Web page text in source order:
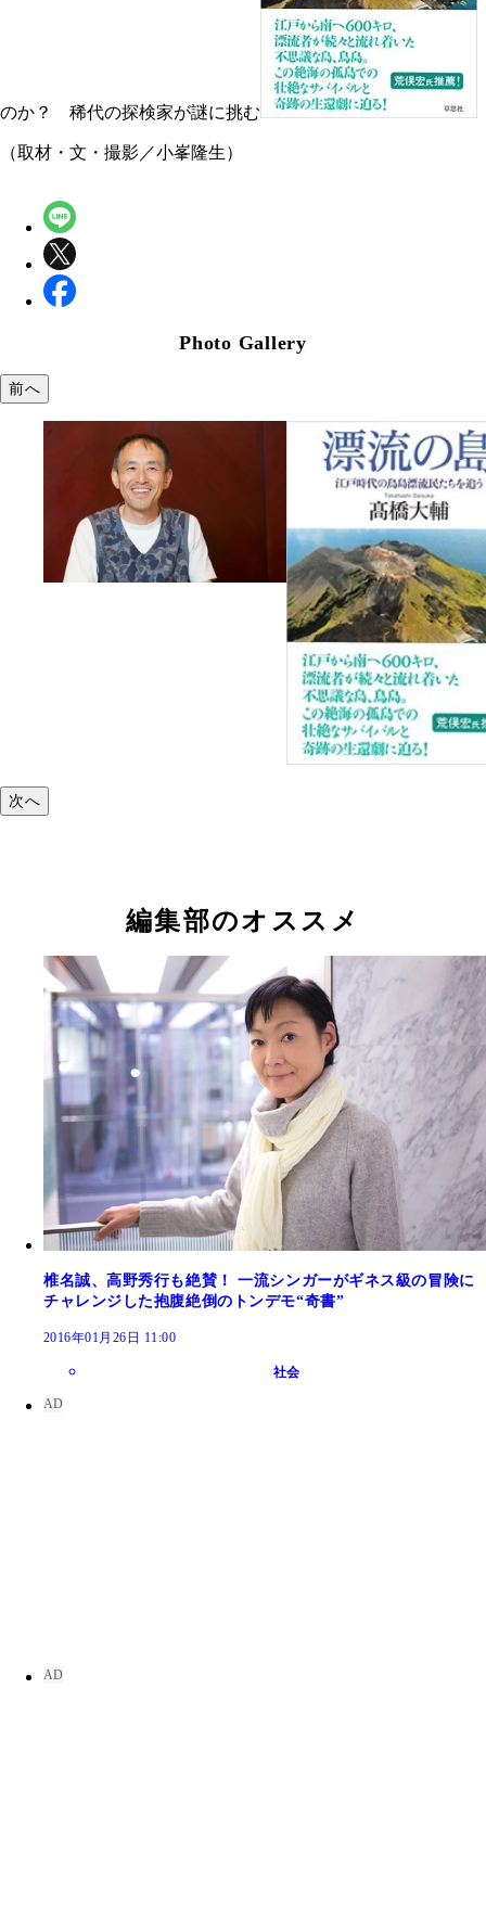
のか？ 稀代の探検家が謎に挑む
（取材・文・撮影／小峯隆生）
Photo Gallery
前へ
次へ
編集部のオススメ
椎名誠、高野秀行も絶賛！ 一流シンガーがギネス級の冒険に
チャレンジした抱腹絶倒のトンデモ“奇書”
2016年01月26日 11:00
社会